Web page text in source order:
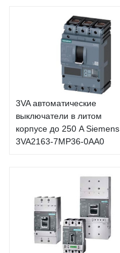
3VA автоматические
выключатели в литом
корпусе до 250 A Siemens
3VA2163-7MP36-0AA0